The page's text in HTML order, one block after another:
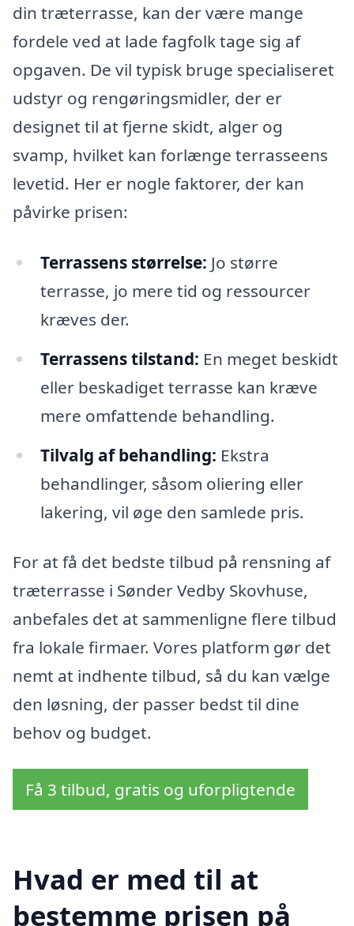
din træterrasse, kan der være mange
fordele ved at lade fagfolk tage sig af
opgaven. De vil typisk bruge specialiseret
udstyr og rengøringsmidler, der er
designet til at fjerne skidt, alger og
svamp, hvilket kan forlænge terrasseens
levetid. Her er nogle faktorer, der kan
påvirke prisen:
Terrassens størrelse: Jo større
terrasse, jo mere tid og ressourcer
kræves der.
Terrassens tilstand: En meget beskidt
eller beskadiget terrasse kan kræve
mere omfattende behandling.
Tilvalg af behandling: Ekstra
behandlinger, såsom oliering eller
lakering, vil øge den samlede pris.
For at få det bedste tilbud på rensning af
træterrasse i Sønder Vedby Skovhuse,
anbefales det at sammenligne flere tilbud
fra lokale firmaer. Vores platform gør det
nemt at indhente tilbud, så du kan vælge
den løsning, der passer bedst til dine
behov og budget.
Få 3 tilbud, gratis og uforpligtende
Hvad er med til at
bestemme prisen på